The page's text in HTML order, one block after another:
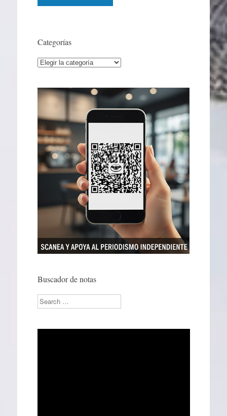
Categorías
Categorías
Buscador de notas
Search